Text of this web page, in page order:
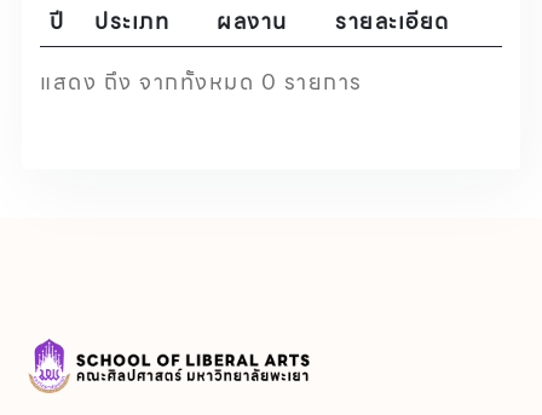
ปี
ประเภท ผลงาน
รายละเอียด
แสดง ถึง จากทั้งหมด 0 รายการ